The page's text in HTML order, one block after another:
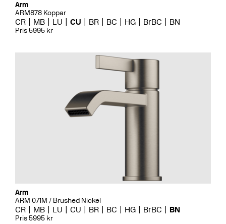
Arm
ARM878 Koppar
CR MB LU CU BR BC HG BrBC BN
Pris 5995 kr
Arm
ARM 071M / Brushed Nickel
CR MB LU CU BR BC HG BrBC BN
Pris 5995 kr